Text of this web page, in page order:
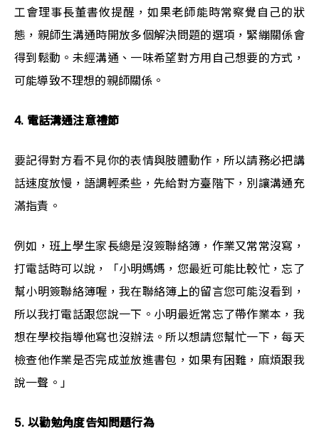
工會理事長董書攸提醒，如果老師能時常察覺自己的狀
態，親師生溝通時開放多個解決問題的選項，緊繃關係會
得到鬆動。未經溝通、一味希望對方用自己想要的方式，
可能導致不理想的親師關係。
4. 電話溝通注意禮節
要記得對方看不見你的表情與肢體動作，所以請務必把講
話速度放慢，語調輕柔些，先給對方臺階下，別讓溝通充
滿指責。
例如，班上學生家長總是沒簽聯絡簿，作業又常常沒寫，
打電話時可以說，「小明媽媽，您最近可能比較忙，忘了
幫小明簽聯絡簿喔，我在聯絡簿上的留言您可能沒看到，
所以我打電話跟您說一下。小明最近常忘了帶作業本，我
想在學校指導他寫也沒辦法。所以想請您幫忙一下，每天
檢查他作業是否完成並放進書包，如果有困難，麻煩跟我
說一聲。」
5. 以勸勉角度告知問題行為